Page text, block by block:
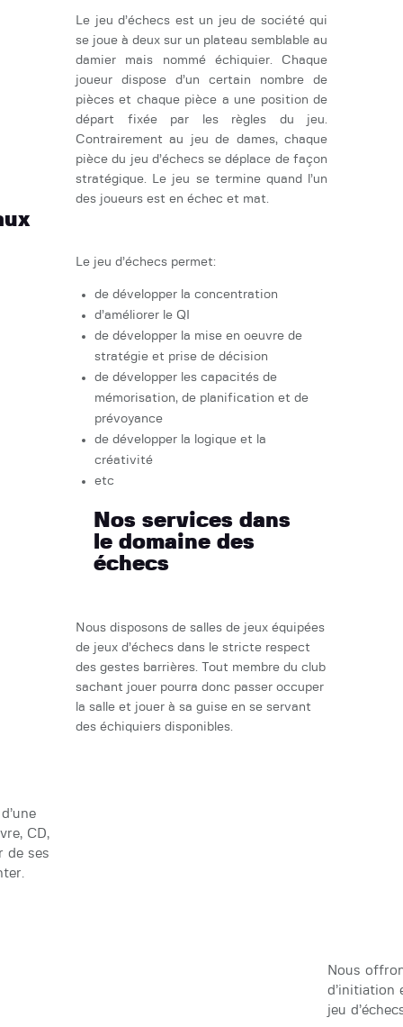
Le jeu d’échecs est un jeu de société qui
se joue à deux sur un plateau semblable au
damier mais nommé échiquier. Chaque
joueur dispose d’un certain nombre de
pièces et chaque pièce a une position de
départ fixée par les règles du jeu.
Contrairement au jeu de dames, chaque
pièce du jeu d’échecs se déplace de façon
stratégique. Le jeu se termine quand l’un
des joueurs est en échec et mat.
Le jeu d’échecs permet:
de développer la concentration
d’améliorer le QI
de développer la mise en oeuvre de
stratégie et prise de décision
de développer les capacités de
mémorisation, de planification et de
prévoyance
de développer la logique et la
créativité
etc
Nos services dans
le domaine des
échecs
des gestes barrières. Tout membre du club
sachant jouer pourra donc passer occuper
CD,
de ses
Nous
d’initiation
jeu